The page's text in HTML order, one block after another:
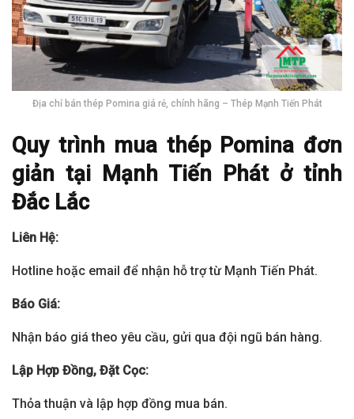
Địa chỉ bán thép Pomina giá rẻ, chính hãng – Thép Mạnh Tiến Phát
Quy trình mua thép Pomina đơn
giản tại Mạnh Tiến Phát ở tỉnh
Đắc Lắc
Liên Hệ:
Hotline hoặc email để nhận hỗ trợ từ Mạnh Tiến Phát.
Báo Giá:
Nhận báo giá theo yêu cầu, gửi qua đội ngũ bán hàng.
Lập Hợp Đồng, Đặt Cọc:
Thỏa thuận và lập hợp đồng mua bán.